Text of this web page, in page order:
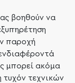
βοηθούν να
παροχή
μπορεί ακόμα
τυχόν τεχνικών